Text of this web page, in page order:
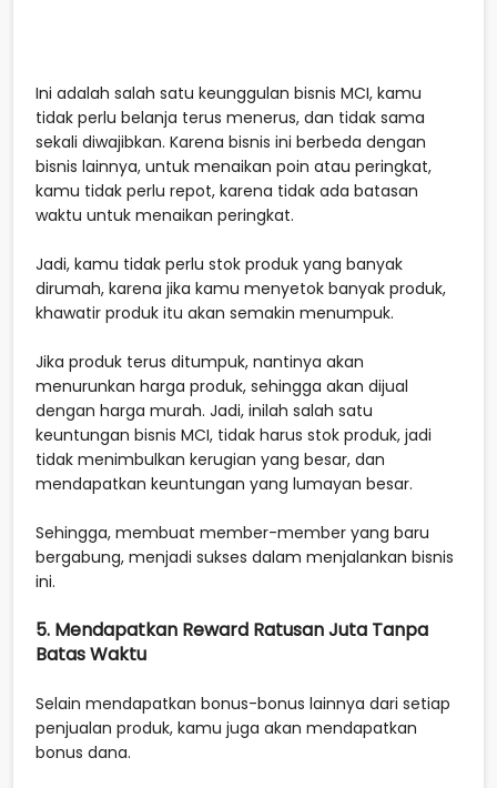
Ini adalah salah satu keunggulan bisnis MCI, kamu
tidak perlu belanja terus menerus, dan tidak sama
sekali diwajibkan. Karena bisnis ini berbeda dengan
bisnis lainnya, untuk menaikan poin atau peringkat,
kamu tidak perlu repot, karena tidak ada batasan
waktu untuk menaikan peringkat.
Jadi, kamu tidak perlu stok produk yang banyak
dirumah, karena jika kamu menyetok banyak produk,
khawatir produk itu akan semakin menumpuk.
Jika produk terus ditumpuk, nantinya akan
menurunkan harga produk, sehingga akan dijual
dengan harga murah. Jadi, inilah salah satu
keuntungan bisnis MCI, tidak harus stok produk, jadi
tidak menimbulkan kerugian yang besar, dan
mendapatkan keuntungan yang lumayan besar.
Sehingga, membuat member-member yang baru
bergabung, menjadi sukses dalam menjalankan bisnis
ini.
5. Mendapatkan Reward Ratusan Juta Tanpa
Batas Waktu
Selain mendapatkan bonus-bonus lainnya dari setiap
penjualan produk, kamu juga akan mendapatkan
bonus dana.